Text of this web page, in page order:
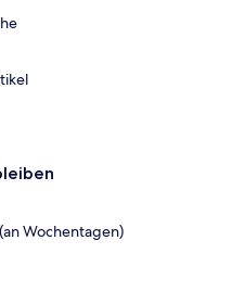
Wochentagen)